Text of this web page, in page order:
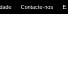
Contacte-nos